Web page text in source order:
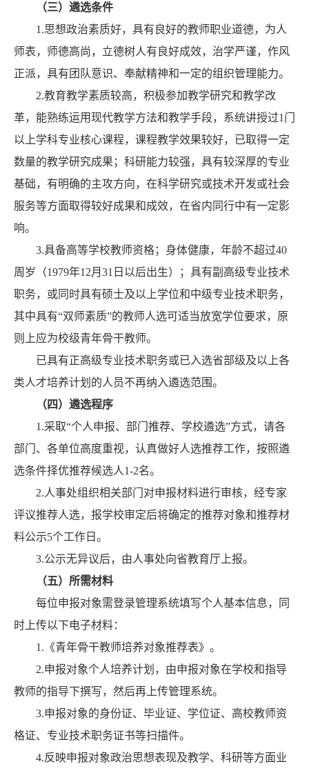
（三）遴选条件
1.思想政治素质好，具有良好的教师职业道德，为人
师表，师德高尚，立德树人有良好成效，治学严谨，作风
正派，具有团队意识、奉献精神和一定的组织管理能力。
2.教育教学素质较高，积极参加教学研究和教学改
革，能熟练运用现代教学方法和教学手段，系统讲授过1门
以上学科专业核心课程，课程教学效果较好，已取得一定
数量的教学研究成果；科研能力较强，具有较深厚的专业
基础，有明确的主攻方向，在科学研究或技术开发或社会
服务等方面取得较好成果和成效，在省内同行中有一定影
响。
3.具备高等学校教师资格；身体健康，年龄不超过40
周岁（1979年12月31日以后出生）；具有副高级专业技术
职务，或同时具有硕士及以上学位和中级专业技术职务，
其中具有“双师素质”的教师人选可适当放宽学位要求，原
则上应为校级青年骨干教师。
已具有正高级专业技术职务或已入选省部级及以上各
类人才培养计划的人员不再纳入遴选范围。
（四）遴选程序
1.采取“个人申报、部门推荐、学校遴选”方式，请各
部门、各单位高度重视，认真做好人选推荐工作，按照遴
选条件择优推荐候选人1-2名。
2.人事处组织相关部门对申报材料进行审核，经专家
评议推荐人选，报学校审定后将确定的推荐对象和推荐材
料公示5个工作日。
3.公示无异议后，由人事处向省教育厅上报。
（五）所需材料
每位申报对象需登录管理系统填写个人基本信息，同
时上传以下电子材料：
1.《青年骨干教师培养对象推荐表》。
2.申报对象个人培养计划，由申报对象在学校和指导
教师的指导下撰写，然后再上传管理系统。
3.申报对象的身份证、毕业证、学位证、高校教师资
格证、专业技术职务证书等扫描件。
4.反映申报对象政治思想表现及教学、科研等方面业